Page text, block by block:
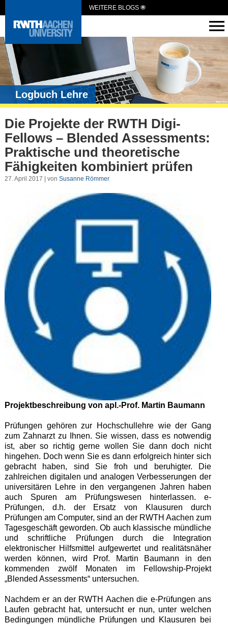
WEITERE BLOGS
Logbuch Lehre
Die Projekte der RWTH Digi-
Fellows – Blended Assessments:
Praktische und theoretische
Fähigkeiten kombiniert prüfen
27. April 2017 | von Susanne Römmer
Projektbeschreibung von apl.-Prof. Martin Baumann
Prüfungen gehören zur Hochschullehre wie der Gang
zum Zahnarzt zu Ihnen. Sie wissen, dass es notwendig
ist, aber so richtig gerne wollen Sie dann doch nicht
hingehen. Doch wenn Sie es dann erfolgreich hinter sich
gebracht haben, sind Sie froh und beruhigter. Die
zahlreichen digitalen und analogen Verbesserungen der
universitären Lehre in den vergangenen Jahren haben
auch Spuren am Prüfungswesen hinterlassen. e-
Prüfungen, d.h. der Ersatz von Klausuren durch
Prüfungen am Computer, sind an der RWTH Aachen zum
Tagesgeschäft geworden. Ob auch klassische mündliche
und schriftliche Prüfungen durch die Integration
elektronischer Hilfsmittel aufgewertet und realitätsnäher
werden können, wird Prof. Martin Baumann in den
kommenden zwölf Monaten im Fellowship-Projekt
„Blended Assessments“ untersuchen.
Nachdem er an der RWTH Aachen die e-Prüfungen ans
Laufen gebracht hat, untersucht er nun, unter welchen
Bedingungen mündliche Prüfungen und Klausuren bei